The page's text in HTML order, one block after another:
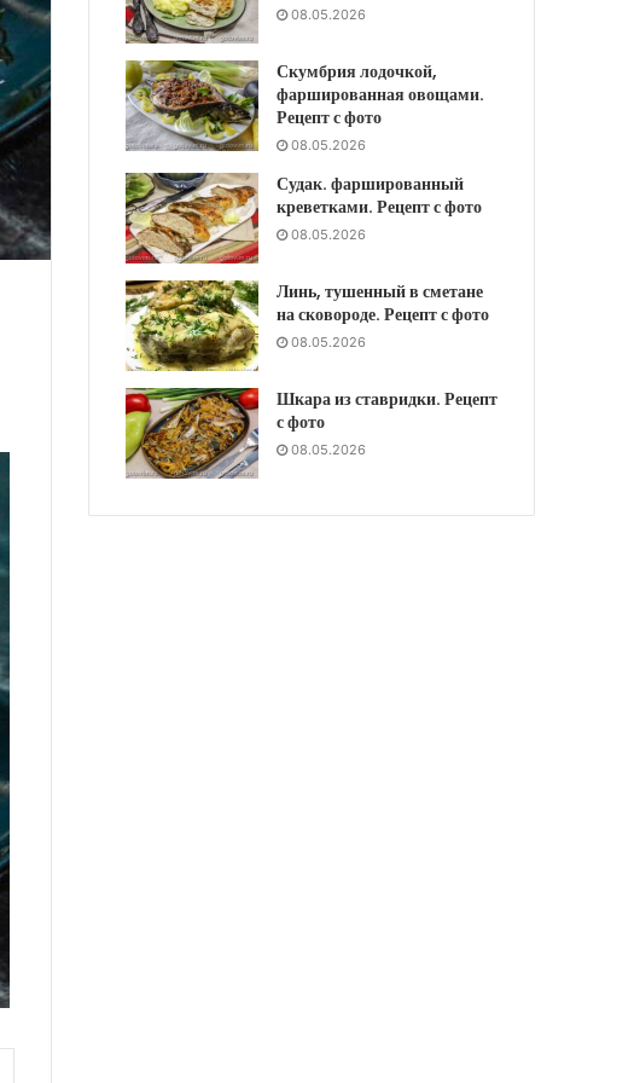
08.05.2026
Скумбрия лодочкой,
фаршированная овощами.
Рецепт с фото
08.05.2026
Судак. фаршированный
креветками. Рецепт с фото
08.05.2026
Линь, тушенный в сметане
на сковороде. Рецепт с фото
08.05.2026
Шкара из ставридки. Рецепт
с фото
08.05.2026